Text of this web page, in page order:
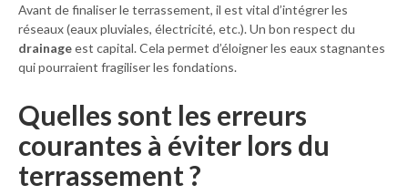
Avant de finaliser le terrassement, il est vital d’intégrer les
réseaux (eaux pluviales, électricité, etc.). Un bon respect du
drainageest capital. Cela permet d’éloigner les eaux stagnantes
qui pourraient fragiliser les fondations.
Quelles sont les erreurs
courantes à éviter lors du
terrassement ?